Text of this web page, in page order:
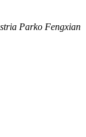
Parko Fengxian